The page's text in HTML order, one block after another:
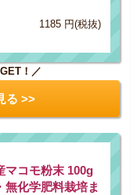
1185 円(税抜)
GET！／
る >>
マコモ粉末 100g
無化学肥料栽培ま